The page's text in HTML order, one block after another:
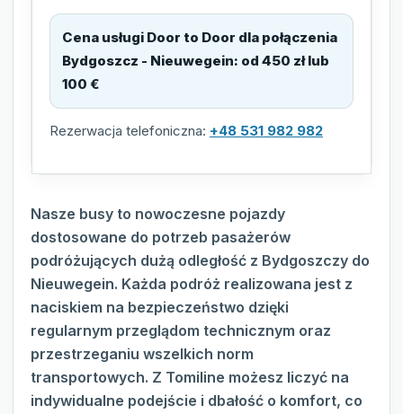
Cena usługi Door to Door dla połączenia
Bydgoszcz - Nieuwegein: od 450 zł lub
100 €
Rezerwacja telefoniczna: +48 531 982 982
Nasze busy to nowoczesne pojazdy
dostosowane do potrzeb pasażerów
podróżujących dużą odległość z Bydgoszczy do
Nieuwegein. Każda podróż realizowana jest z
naciskiem na bezpieczeństwo dzięki
regularnym przeglądom technicznym oraz
przestrzeganiu wszelkich norm
transportowych. Z Tomiline możesz liczyć na
indywidualne podejście i dbałość o komfort, co